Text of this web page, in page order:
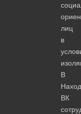
лиц
в
В
ВК